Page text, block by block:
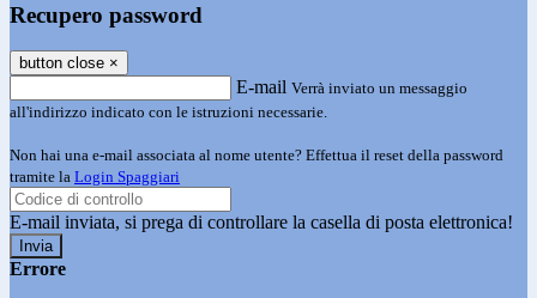
Recupero password
button close ×
E-mail Verrà inviato un messaggio
all'indirizzo indicato con le istruzioni necessarie.
Non hai una e-mail associata al nome utente? Effettua il reset della password
tramite la Login Spaggiari
E-mail inviata, si prega di controllare la casella di posta elettronica!
Errore